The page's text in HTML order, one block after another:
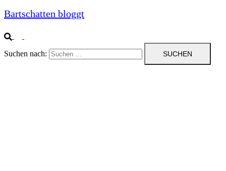
Bartschatten bloggt
Suchen nach: